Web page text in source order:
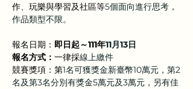
作、玩樂與學習及社區等5個面向進行思考，
作品類型不限。
報名日期： 即日起～111年11月13日
報名方式： 一律採線上繳件
競賽獎項：第1名可獲獎金新臺幣10萬元，第2
名及第3名分別有獎金5萬元及3萬元，另有佳